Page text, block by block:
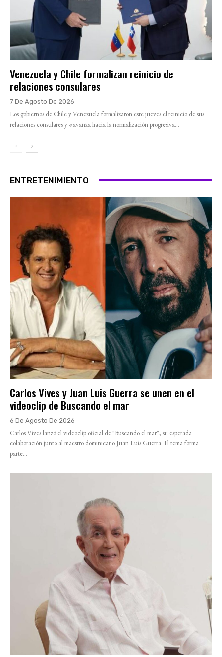
Venezuela y Chile formalizan reinicio de
relaciones consulares
7 De Agosto De 2026
Los gobiernos de Chile y Venezuela formalizaron este jueves el reinicio de sus
relaciones consulares y «avanza hacia la normalización progresiva...
ENTRETENIMIENTO
Carlos Vives y Juan Luis Guerra se unen en el
videoclip de Buscando el mar
6 De Agosto De 2026
Carlos Vives lanzó el videoclip oficial de "Buscando el mar", su esperada
colaboración junto al maestro dominicano Juan Luis Guerra. El tema forma
parte...